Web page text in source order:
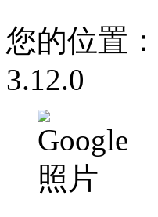
您的位置：
3.12.0